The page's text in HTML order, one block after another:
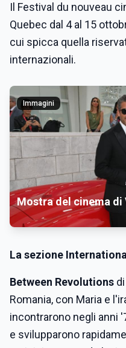
Il Festival du nouveau
Quebec dal 4 al 15
cui spicca quella
internazionali.
Immagini
Mostra del cinema di
La sezione
Between Revolutions
Romania, con Maria e
incontrarono negli anni
e svilupparono